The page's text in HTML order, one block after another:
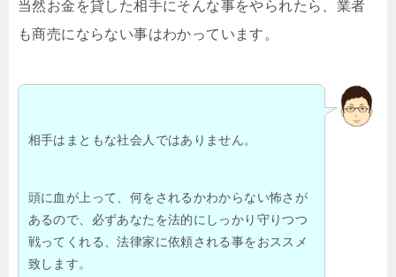
当然お金を貸した相手にそんな事をやられたら、業者
も商売にならない事はわかっています。
相手はまともな社会人ではありません。
頭に血が上って、何をされるかわからない怖さが
あるので、必ずあなたを法的にしっかり守りつつ
戦ってくれる、法律家に依頼される事をおススメ
致します。